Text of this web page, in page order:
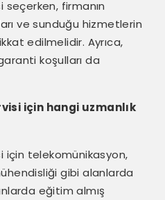
firmanın
ve sunduğu hizmetlerin
edilmelidir. Ayrıca,
koşulları da
için hangi uzmanlık
için telekomünikasyon,
gibi alanlarda
eğitim almış